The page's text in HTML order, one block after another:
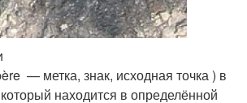
— метка, знак, исходная точка ) в
находится в определённой